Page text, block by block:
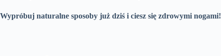
Wypróbuj naturalne sposoby już dziś i ciesz się zdrowymi nogami!